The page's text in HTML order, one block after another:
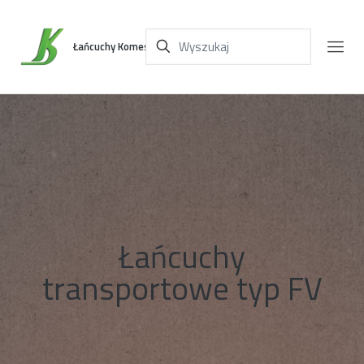
Łańcuchy Komes
Łańcuchy
transportowe typ FV